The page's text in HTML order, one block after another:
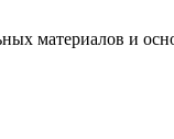
материалов и